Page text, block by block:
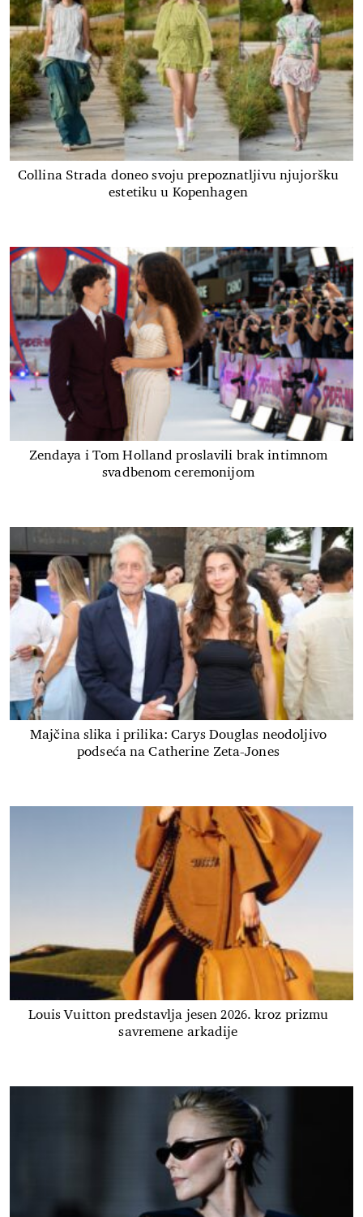
Collina Strada doneo svoju prepoznatljivu njujoršku
estetiku u Kopenhagen
Zendaya i Tom Holland proslavili brak intimnom
svadbenom ceremonijom
Majčina slika i prilika: Carys Douglas neodoljivo
podseća na Catherine Zeta-Jones
Louis Vuitton predstavlja jesen 2026. kroz prizmu
savremene arkadije